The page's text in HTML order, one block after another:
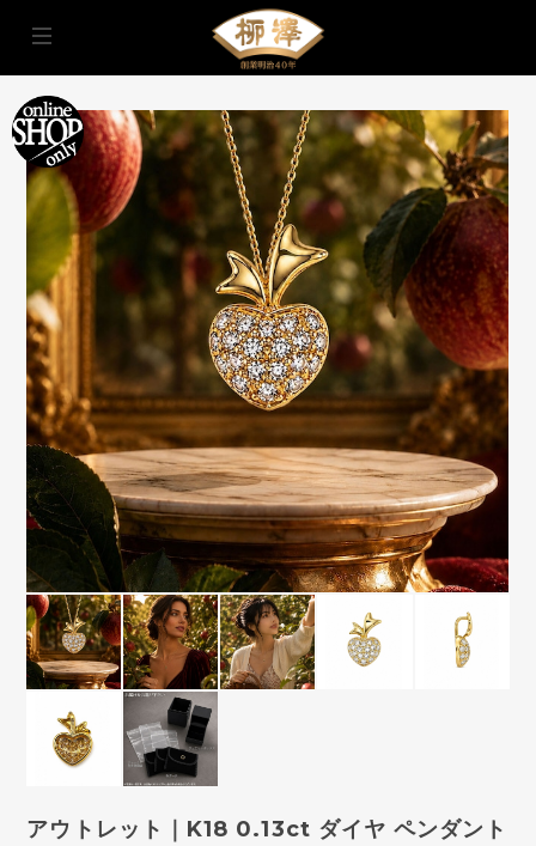
アウトレット｜K18 0.13ct ダイヤ ペンダント